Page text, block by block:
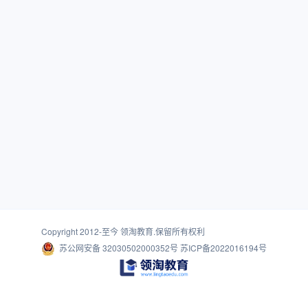
Copyright 2012-至今领淘教育.保留所有权利
苏公网安备 32030502000352号 苏ICP备2022016194号